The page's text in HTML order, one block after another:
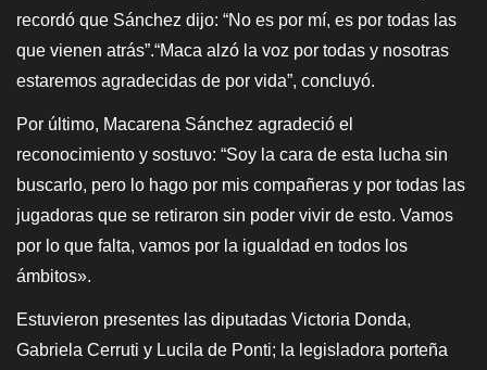
recordó que Sánchez dijo: “No es por mí, es por todas las
que vienen atrás”.“Maca alzó la voz por todas y nosotras
estaremos agradecidas de por vida”, concluyó.
Por último, Macarena Sánchez agradeció el
reconocimiento y sostuvo: “Soy la cara de esta lucha sin
buscarlo, pero lo hago por mis compañeras y por todas las
jugadoras que se retiraron sin poder vivir de esto. Vamos
por lo que falta, vamos por la igualdad en todos los
ámbitos».
Estuvieron presentes las diputadas Victoria Donda,
Gabriela Cerruti y Lucila de Ponti; la legisladora porteña